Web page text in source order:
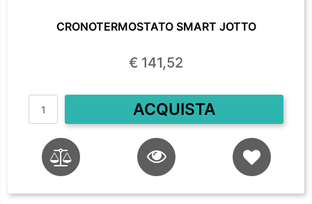
CRONOTERMOSTATO SMART JOTTO
€ 141,52
Quantità
ACQUISTA